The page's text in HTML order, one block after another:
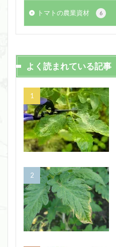
トマトの農業資材 6
よく読まれている記事